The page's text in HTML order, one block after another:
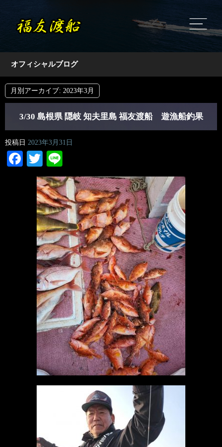
オフィシャルブログ
月別アーカイブ: 2023年3月
3/30 島根県 隠岐 知夫里島 福友渡船 遊漁船釣果
投稿日 2023年3月31日
Facebook
Twitter